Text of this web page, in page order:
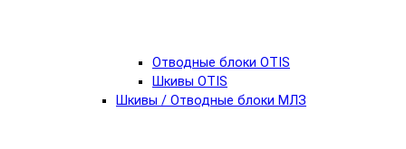
Отводные блоки OTIS
Шкивы OTIS
Шкивы / Отводные блоки МЛЗ